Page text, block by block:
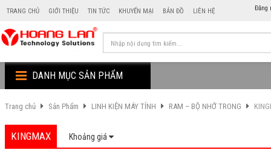
TRANG CHỦ GIỚI THIỆU TIN TỨC KHUYẾN MẠI BẢN ĐỒ LIÊN HỆ Đăng
DANH MỤC SẢN PHẨM
Trang chủ Sản Phẩm LINH KIỆN MÁY TÍNH RAM – BỘ NHỚ TRONG
KINGMAX Khoảng giá